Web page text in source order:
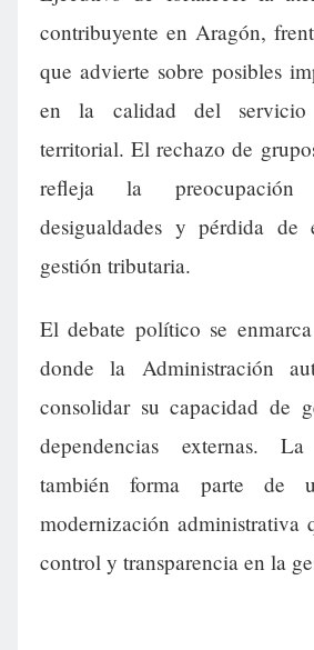
contribuyente en Aragón,
que advierte sobre posibles
en la calidad del
territorial. El rechazo de
refleja la
desigualdades y pérdida
gestión tributaria.
El debate político se
donde la Administración
consolidar su capacidad de
dependencias externas. La
también forma parte de
modernización administrativa
control y transparencia en la